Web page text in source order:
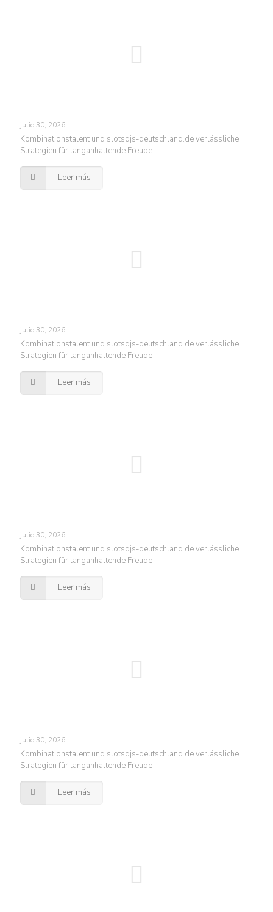
julio 30, 2026
Kombinationstalent und slotsdjs-deutschland.de verlässliche
Strategien für langanhaltende Freude
Leer más
julio 30, 2026
Kombinationstalent und slotsdjs-deutschland.de verlässliche
Strategien für langanhaltende Freude
Leer más
julio 30, 2026
Kombinationstalent und slotsdjs-deutschland.de verlässliche
Strategien für langanhaltende Freude
Leer más
julio 30, 2026
Kombinationstalent und slotsdjs-deutschland.de verlässliche
Strategien für langanhaltende Freude
Leer más